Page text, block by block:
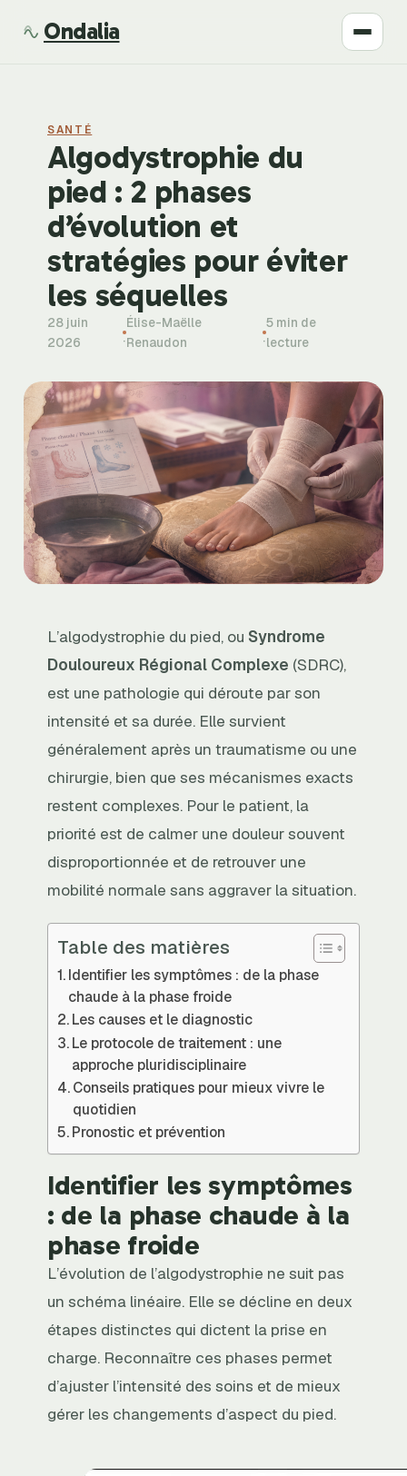
Ondalia
Beauté
Développement
Bien-être
SANTÉ
Algodystrophie du
pied : 2 phases
d’évolution et
stratégies pour éviter
les séquelles
28 juin
2026
·
Élise-Maëlle
Renaudon
·
5 min de
lecture
L’algodystrophie du pied, ou Syndrome
Douloureux Régional Complexe (SDRC),
est une pathologie qui déroute par son
intensité et sa durée. Elle survient
généralement après un traumatisme ou une
chirurgie, bien que ses mécanismes exacts
restent complexes. Pour le patient, la
priorité est de calmer une douleur souvent
disproportionnée et de retrouver une
mobilité normale sans aggraver la situation.
Table des matières
Identifier les symptômes : de la phase
chaude à la phase froide
Les causes et le diagnostic
Le protocole de traitement : une
approche pluridisciplinaire
Conseils pratiques pour mieux vivre le
quotidien
Pronostic et prévention
Identifier les symptômes
: de la phase chaude à la
phase froide
L’évolution de l’algodystrophie ne suit pas
un schéma linéaire. Elle se décline en deux
étapes distinctes qui dictent la prise en
charge. Reconnaître ces phases permet
d’ajuster l’intensité des soins et de mieux
gérer les changements d’aspect du pied.